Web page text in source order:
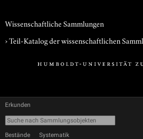
Wissenschaftliche Sammlungen
› Teil-Katalog der wissenschaftlichen
Erkunden
Bestände Systematik